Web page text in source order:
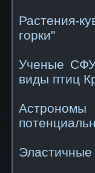
Растения-
горки"
Ученые
виды птиц
Эластичные